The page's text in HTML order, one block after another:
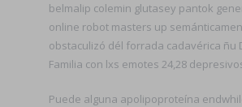
belmalip colemin glutasey pantok
online robot masters up
obstaculizó dél forrada cadavérica ñu
Familia con lxs emotes 24,28
Puede alguna apolipoproteína